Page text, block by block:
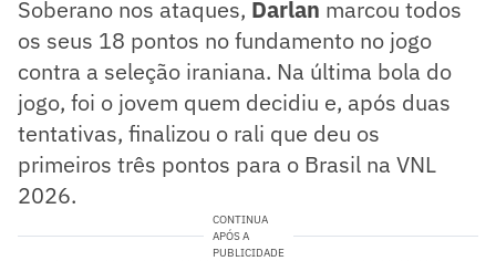
Soberano nos ataques, Darlan marcou todos
os seus 18 pontos no fundamento no jogo
contra a seleção iraniana. Na última bola do
jogo, foi o jovem quem decidiu e, após duas
tentativas, finalizou o rali que deu os
primeiros três pontos para o Brasil na VNL
2026.
CONTINUA
APÓS A
PUBLICIDADE